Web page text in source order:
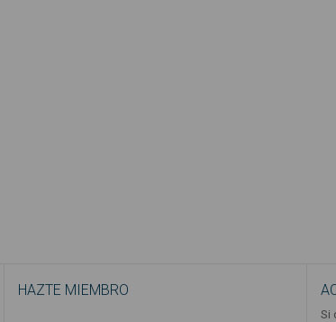
HAZTE MIEMBRO
Si